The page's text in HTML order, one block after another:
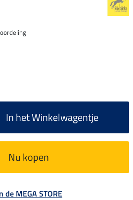
In het Winkelwagentje
Nu kopen
MEGA STORE